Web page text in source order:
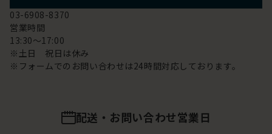
03-6908-8370
営業時間
13:30～17:00
※土日 祝日は休み
※フォームでのお問い合わせは24時間対応しております。
配送・お問い合わせ営業日